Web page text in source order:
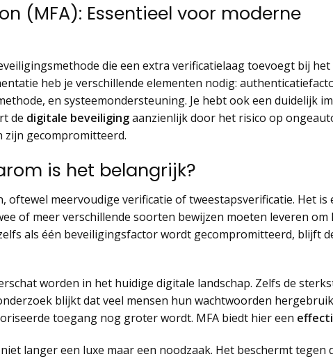
(MFA): Essentieel voor moderne
die een extra verificatielaag toevoegt bij
heb je verschillende elementen nodig:
en systeemondersteuning. Je hebt ook een duidelijk
de digitale beveiligingaanzienlijk door het risico op
zijn gecompromitteerd.
is het belangrijk?
oftewel meervoudige verificatie of tweestapsverificatie. Het is
of meer verschillende soorten bewijzen moeten leveren
als één beveiligingsfactor wordt gecompromitteerd, blijft
worden in het huidige digitale landschap. Zelfs de
blijkt dat veel mensen hun wachtwoorden
toegang nog groter wordt. MFA biedt hier een
langer een luxe maar een noodzaak. Het beschermt tegen